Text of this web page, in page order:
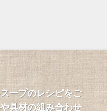
ープのレシピをご
具材の組み合わせ